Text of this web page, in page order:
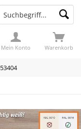
Warenkorb
Mein Konto